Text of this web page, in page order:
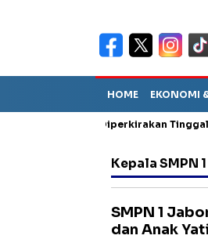
HOME EKONOMI
Sebut TPA Diperkirakan Tinggal
Kepala SMPN
SMPN 1
dan Anak